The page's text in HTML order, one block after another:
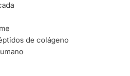
de colágeno